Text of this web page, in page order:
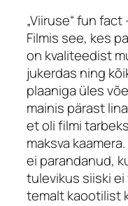
„Viiruse“fun fact
Filmis see, kes
on kvaliteedist
jukerdas ning
plaaniga üles
mainis pärast
et oli filmi
maksva
ei parandanud,
tulevikus siiski ei
temalt kaootilist